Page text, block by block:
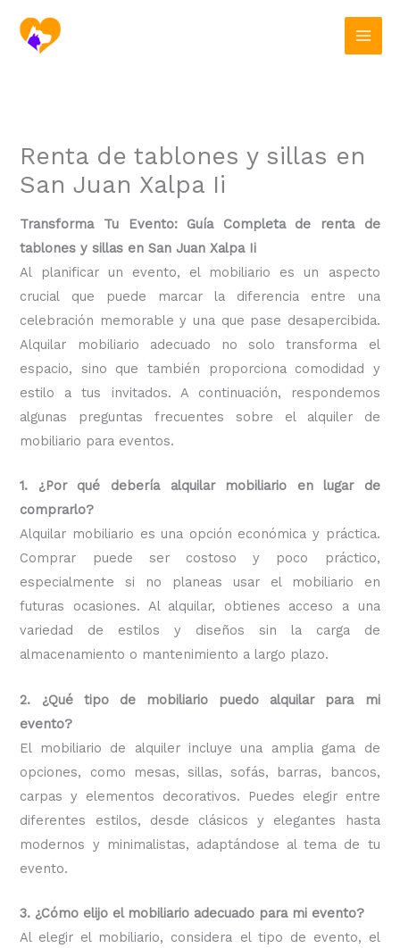
contenido
Renta de tablones y sillas en
San Juan Xalpa Ii
Transforma Tu Evento: Guía Completa de renta de
tablones y sillas en San Juan Xalpa Ii
Al planificar un evento, el mobiliario es un aspecto
crucial que puede marcar la diferencia entre una
celebración memorable y una que pase desapercibida.
Alquilar mobiliario adecuado no solo transforma el
espacio, sino que también proporciona comodidad y
estilo a tus invitados. A continuación, respondemos
algunas preguntas frecuentes sobre el alquiler de
mobiliario para eventos.
1. ¿Por qué debería alquilar mobiliario en lugar de
comprarlo?
Alquilar mobiliario es una opción económica y práctica.
Comprar puede ser costoso y poco práctico,
especialmente si no planeas usar el mobiliario en
futuras ocasiones. Al alquilar, obtienes acceso a una
variedad de estilos y diseños sin la carga de
almacenamiento o mantenimiento a largo plazo.
2. ¿Qué tipo de mobiliario puedo alquilar para mi
evento?
El mobiliario de alquiler incluye una amplia gama de
opciones, como mesas, sillas, sofás, barras, bancos,
carpas y elementos decorativos. Puedes elegir entre
diferentes estilos, desde clásicos y elegantes hasta
modernos y minimalistas, adaptándose al tema de tu
evento.
3. ¿Cómo elijo el mobiliario adecuado para mi evento?
Al elegir el mobiliario, considera el tipo de evento, el